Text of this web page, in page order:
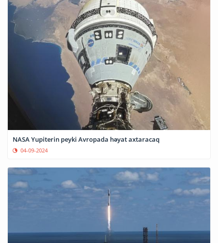
NASA Yupiterin peyki Avropada həyat axtaracaq
04-09-2024